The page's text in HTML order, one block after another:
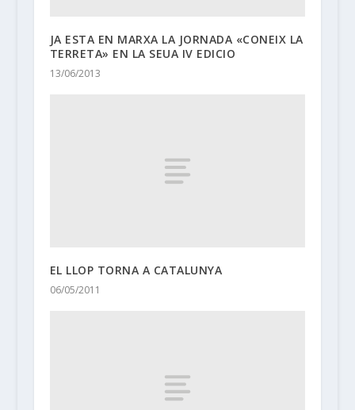
JA ESTA EN MARXA LA JORNADA «CONEIX LA
TERRETA» EN LA SEUA IV EDICIO
13/06/2013
EL LLOP TORNA A CATALUNYA
06/05/2011